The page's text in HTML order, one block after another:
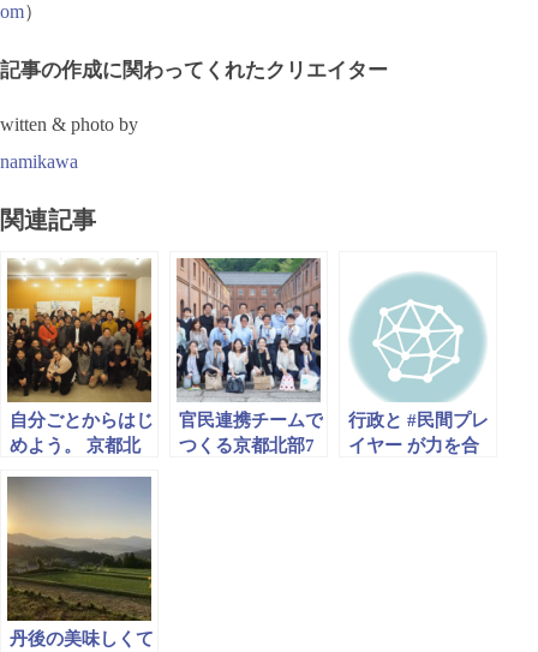
om）
記事の作成に関わってくれたクリエイター
witten & photo by
namikawa
関連記事
自分ごとからはじ
めよう。 京都北
携で取り組む自発
的な移住施策づく
りとは？
官民連携チームで
つくる京都北部7
行政と #民間プレ
イヤー が力を合
丹後の美味しくて